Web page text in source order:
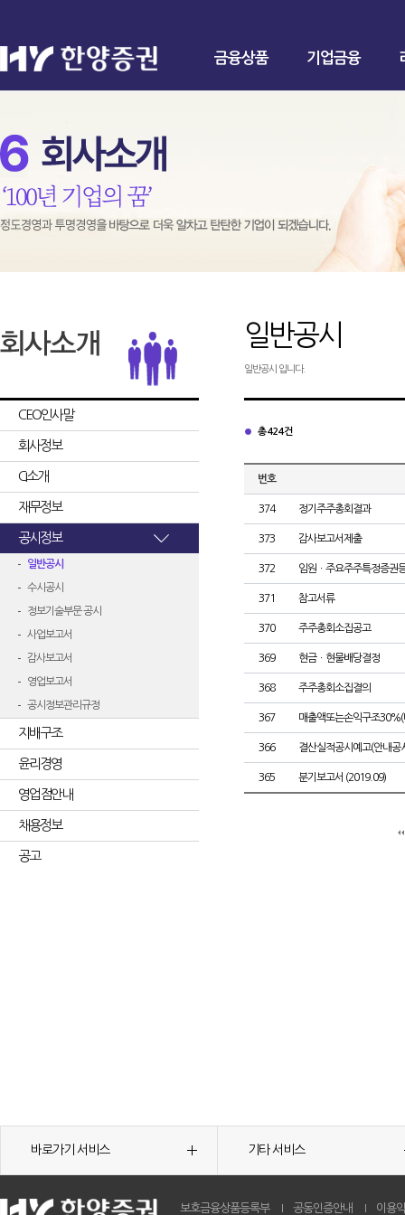
금융상품 기업금융
CEO인사말
회사정보
CI소개
재무정보
공시정보
일반공시
수시공시
정보기술부문 공시
사업보고서
감사보고서
영업보고서
공시정보관리규정
지배구조
윤리경영
영업점안내
채용정보
공고
일반공시
일반공시 입니다.
총 424건
번호
374 정기주주총회결과
373 감사보고서제출
372 임원ㆍ주요주주특정증권
371 참고서류
370 주주총회소집공고
369 현금ㆍ현물배당결정
368 주주총회소집결의
367 매출액또는손익구조
366 결산실적공시예고(안내공
365 분기보고서 (2019.09)
바로가기 서비스 기타 서비스
보호금융상품등록부 공동인증안내 이용